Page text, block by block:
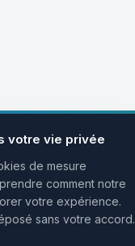
votre vie privée
de mesure
comment notre
votre expérience.
sans votre accord.